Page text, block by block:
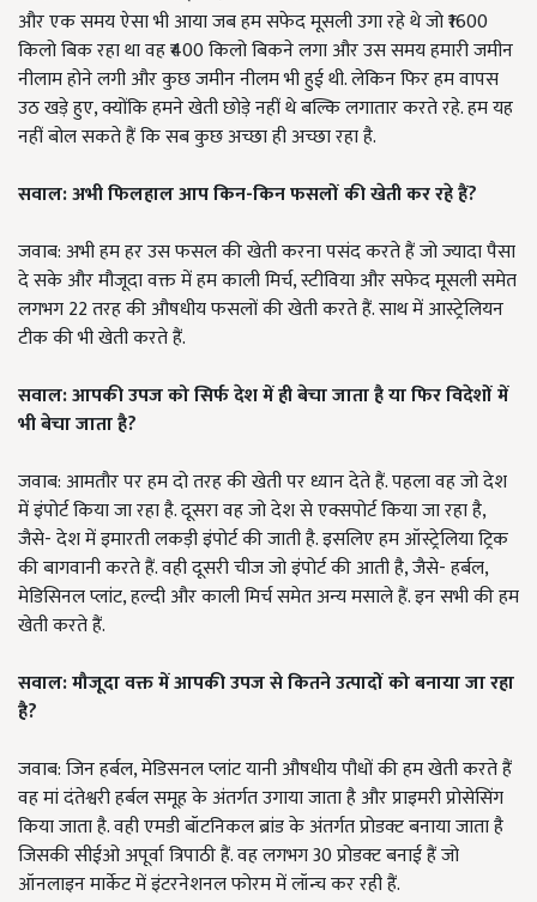
और एक समय ऐसा भी आया जब हम सफेद मूसली उगा रहे थे जो ₹1600
किलो बिक रहा था वह ₹400 किलो बिकने लगा और उस समय हमारी जमीन
नीलाम होने लगी और कुछ जमीन नीलम भी हुई थी. लेकिन फिर हम वापस
उठ खड़े हुए, क्योंकि हमने खेती छोड़े नहीं थे बल्कि लगातार करते रहे. हम यह
नहीं बोल सकते हैं कि सब कुछ अच्छा ही अच्छा रहा है.
सवाल: अभी फिलहाल आप किन-किन फसलों की खेती कर रहे हैं?
जवाब: अभी हम हर उस फसल की खेती करना पसंद करते हैं जो ज्यादा पैसा
दे सके और मौजूदा वक्त में हम काली मिर्च, स्टीविया और सफेद मूसली समेत
लगभग 22 तरह की औषधीय फसलों की खेती करते हैं. साथ में आस्ट्रेलियन
टीक की भी खेती करते हैं.
सवाल: आपकी उपज को सिर्फ देश में ही बेचा जाता है या फिर विदेशों में
भी बेचा जाता है?
जवाब: आमतौर पर हम दो तरह की खेती पर ध्यान देते हैं. पहला वह जो देश
में इंपोर्ट किया जा रहा है. दूसरा वह जो देश से एक्सपोर्ट किया जा रहा है,
जैसे- देश में इमारती लकड़ी इंपोर्ट की जाती है. इसलिए हम ऑस्ट्रेलिया ट्रिक
की बागवानी करते हैं. वही दूसरी चीज जो इंपोर्ट की आती है, जैसे- हर्बल,
मेडिसिनल प्लांट, हल्दी और काली मिर्च समेत अन्य मसाले हैं. इन सभी की हम
खेती करते हैं.
सवाल: मौजूदा वक्त में आपकी उपज से कितने उत्पादों को बनाया जा रहा
है?
जवाब: जिन हर्बल, मेडिसनल प्लांट यानी औषधीय पौधों की हम खेती करते हैं
वह मां दंतेश्वरी हर्बल समूह के अंतर्गत उगाया जाता है और प्राइमरी प्रोसेसिंग
किया जाता है. वही एमडी बॉटनिकल ब्रांड के अंतर्गत प्रोडक्ट बनाया जाता है
जिसकी सीईओ अपूर्वा त्रिपाठी हैं. वह लगभग 30 प्रोडक्ट बनाई हैं जो
ऑनलाइन मार्केट में इंटरनेशनल फोरम में लॉन्च कर रही हैं.